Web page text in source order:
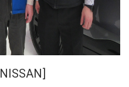
NISSAN]